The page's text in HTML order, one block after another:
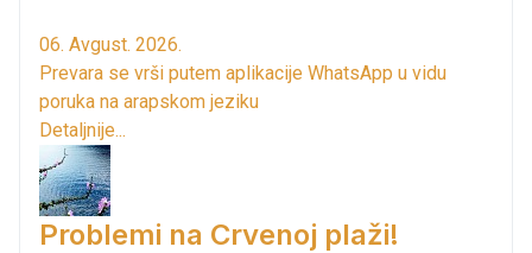
06. Avgust. 2026.
Prevara se vrši putem aplikacije WhatsApp u vidu
poruka na arapskom jeziku
Detaljnije...
Problemi na Crvenoj plaži!